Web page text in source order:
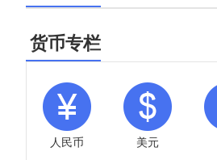
货币专栏
人民币 美元